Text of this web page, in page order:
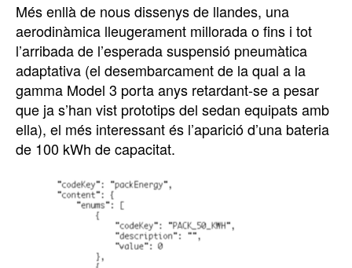
Més enllà de nous dissenys de llandes, una
aerodinàmica lleugerament millorada o fins i tot
l’arribada de l’esperada suspensió pneumàtica
adaptativa (el desembarcament de la qual a la
gamma Model 3 porta anys retardant-se a pesar
que ja s’han vist prototips del sedan equipats amb
ella), el més interessant és l’aparició d’una bateria
de 100 kWh de capacitat.